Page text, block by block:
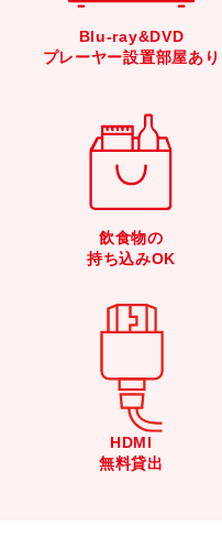
Blu-ray&DVD
プレーヤー設置部屋あり
飲食物の
持ち込みOK
HDMI
無料貸出